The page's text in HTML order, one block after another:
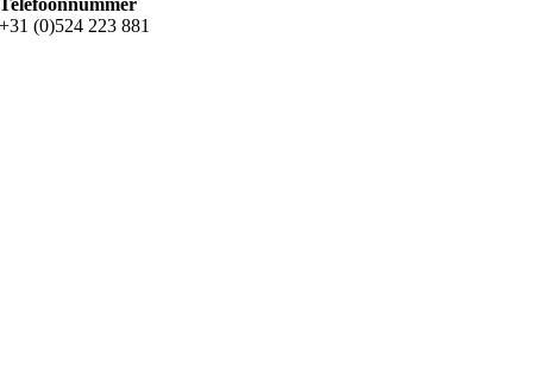
Telefoonnummer
+31 (0)524 223 881